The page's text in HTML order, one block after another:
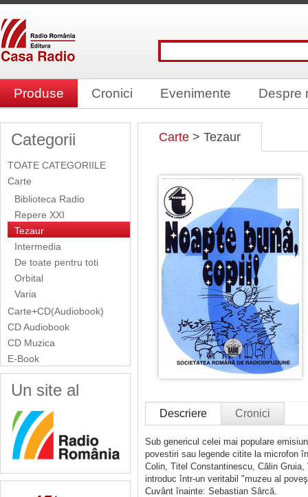
Produse Cronici Evenimente Despre
Categorii
TOATE CATEGORIILE
Carte
Biblioteca Radio
Repere XXI
Tezaur
Intermedia
De toate pentru toti
Orbital
Varia
Carte+CD(Audiobook)
CD Audiobook
CD Muzica
E-Book
Un site al
Carte > Tezaur
Descriere Cronici
Sub genericul celei mai populare
povestiri sau legende citite la microfon
Colin, Titel Constantinescu, Călin
introduc într-un veritabil "muzeu al
Cuvânt înainte: Sebastian Sârcă.